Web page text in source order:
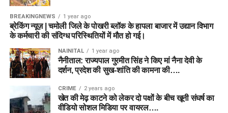
BREAKINGNEWS 1 year ago
ब्रेकिंग न्यूज़ | चमोली जिले के पोखरी ब्लॉक के हापला बाजार में उद्यान विभाग
के कर्मचारी की संदिग्ध परिस्थितियों में मौत हो गई।
NAINITAL 1 year ago
नैनीताल: राज्यपाल गुरमीत सिंह ने किए मां नैना देवी के
दर्शन, प्रदेश की सुख-शांति की कामना की….
CRIME 2 years ago
खेत की मेढ़ काटने को लेकर दो पक्षों के बीच खूनी संघर्ष का
वीडियो सोशल मिडिया पर वायरल….